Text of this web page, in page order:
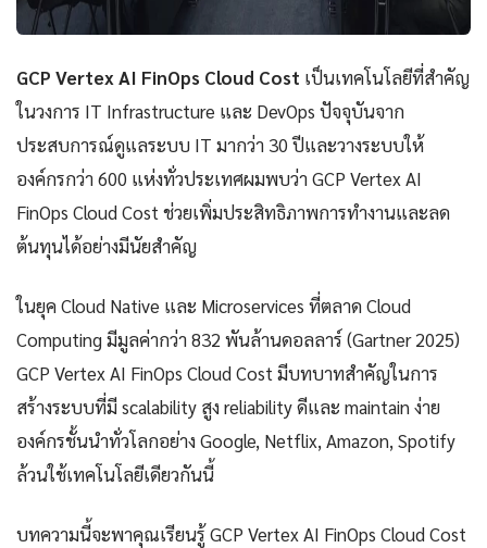
GCP Vertex AI FinOps Cloud Cost เป็นเทคโนโลยีที่สำคัญ
ในวงการ IT Infrastructure และ DevOps ปัจจุบันจาก
ประสบการณ์ดูแลระบบ IT มากว่า 30 ปีและวางระบบให้
องค์กรกว่า 600 แห่งทั่วประเทศผมพบว่า GCP Vertex AI
FinOps Cloud Cost ช่วยเพิ่มประสิทธิภาพการทำงานและลด
ต้นทุนได้อย่างมีนัยสำคัญ
ในยุค Cloud Native และ Microservices ที่ตลาด Cloud
Computing มีมูลค่ากว่า 832 พันล้านดอลลาร์ (Gartner 2025)
GCP Vertex AI FinOps Cloud Cost มีบทบาทสำคัญในการ
สร้างระบบที่มี scalability สูง reliability ดีและ maintain ง่าย
องค์กรชั้นนำทั่วโลกอย่าง Google, Netflix, Amazon, Spotify
ล้วนใช้เทคโนโลยีเดียวกันนี้
บทความนี้จะพาคุณเรียนรู้ GCP Vertex AI FinOps Cloud Cost